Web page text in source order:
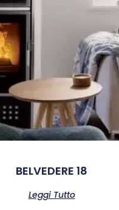
BELVEDERE 18
Leggi Tutto